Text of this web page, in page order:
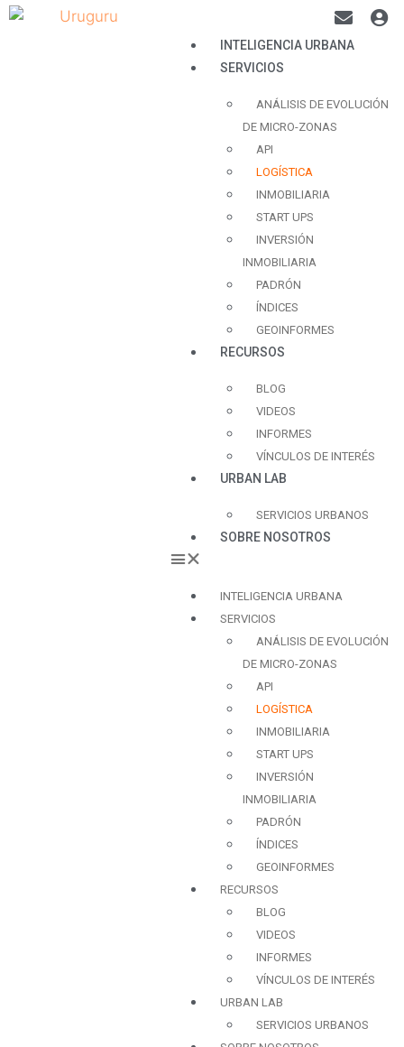
INTELIGENCIA URBANA
SERVICIOS
ANÁLISIS DE EVOLUCIÓN
DE MICRO-ZONAS
API
LOGÍSTICA
INMOBILIARIA
START UPS
INVERSIÓN
INMOBILIARIA
PADRÓN
ÍNDICES
GEOINFORMES
RECURSOS
BLOG
VIDEOS
INFORMES
VÍNCULOS DE INTERÉS
URBAN LAB
SERVICIOS URBANOS
SOBRE NOSOTROS
INTELIGENCIA URBANA
SERVICIOS
ANÁLISIS DE EVOLUCIÓN
DE MICRO-ZONAS
API
LOGÍSTICA
INMOBILIARIA
START UPS
INVERSIÓN
INMOBILIARIA
PADRÓN
ÍNDICES
GEOINFORMES
RECURSOS
BLOG
VIDEOS
INFORMES
VÍNCULOS DE INTERÉS
URBAN LAB
SERVICIOS URBANOS